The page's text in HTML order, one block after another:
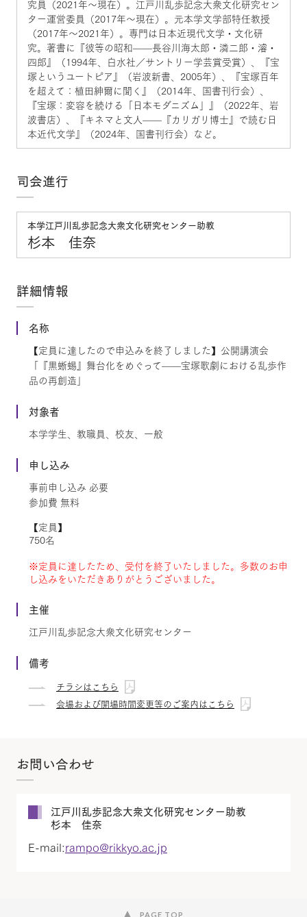
究員（2021年～現在）。江戸川乱歩記念大衆文化研究セン
ター運営委員（2017年～現在）。元本学文学部特任教授
（2017年～2021年）。専門は日本近現代文学・文化研
究。著書に『彼等の昭和——長谷川海太郎・潾二郎・濬・
四郎』（1994年、白水社／サントリー学芸賞受賞）、『宝
塚というユートピア』（岩波新書、2005年）、『宝塚百年
を超えて：植田紳爾に聞く』（2014年、国書刊行会）、
『宝塚：変容を続ける「日本モダニズム」』（2022年、岩
波書店）、『キネマと文人——『カリガリ博士』で読む日
本近代文学』（2024年、国書刊行会）など。
司会進行
本学江戸川乱歩記念大衆文化研究センター助教
杉本 佳奈
詳細情報
名称
【定員に達したので申込みを終了しました】公開講演会
「『黒蜥蜴』舞台化をめぐって——宝塚歌劇における乱歩作
品の再創造」
対象者
本学学生、教職員、校友、一般
申し込み
事前申し込み 必要
参加費 無料
【定員】
750名
※定員に達したため、受付を終了いたしました。多数のお申
し込みをいただきありがとうございました。
主催
江戸川乱歩記念大衆文化研究センター
備考
チラシはこちら
会場および開場時間変更等のご案内はこちら
お問い合わせ
江戸川乱歩記念大衆文化研究センター助教
杉本 佳奈
E-mail:rampo@rikkyo.ac.jp
PAGE TOP